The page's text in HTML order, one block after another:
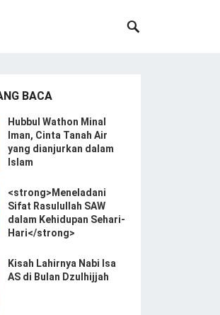
BACA
Hubbul Wathon Minal
Iman, Cinta Tanah Air
yang dianjurkan dalam
Islam
<strong>Meneladani
Sifat Rasulullah SAW
dalam Kehidupan Sehari-
Hari</strong>
Kisah Lahirnya Nabi Isa
AS di Bulan Dzulhijjah